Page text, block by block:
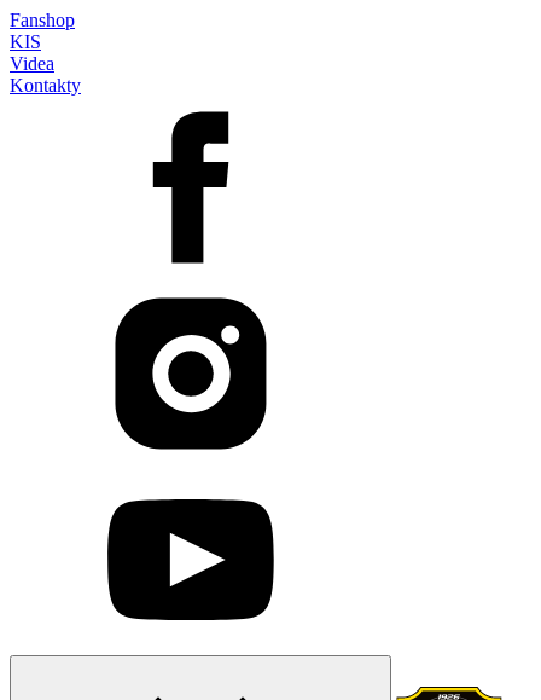
Fanshop
KIS
Videa
Kontakty